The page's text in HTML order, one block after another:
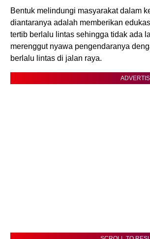
Bentuk melindungi masyarakat dalam
diantaranya adalah memberikan
tertib berlalu lintas sehingga tidak ada
merenggut nyawa pengendaranya
berlalu lintas di jalan raya.